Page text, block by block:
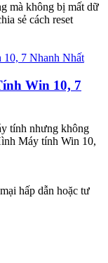
mà không bị mất dữ
sẻ cách reset
Win 10, 7
tính nhưng không
Máy tính Win 10,
hấp dẫn hoặc tư